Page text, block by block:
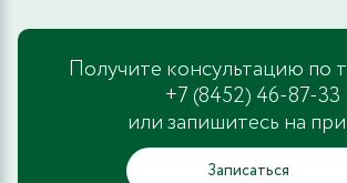
Получите консультацию по
+7 (8452) 46-87-33
или запишитесь на
Записаться